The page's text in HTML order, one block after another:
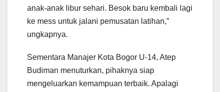
anak-anak libur sehari. Besok baru kembali lagi
ke mess untuk jalani pemusatan latihan,”
ungkapnya.
Sementara Manajer Kota Bogor U-14, Atep
Budiman menuturkan, pihaknya siap
mengeluarkan kemampuan terbaik. Apalagi